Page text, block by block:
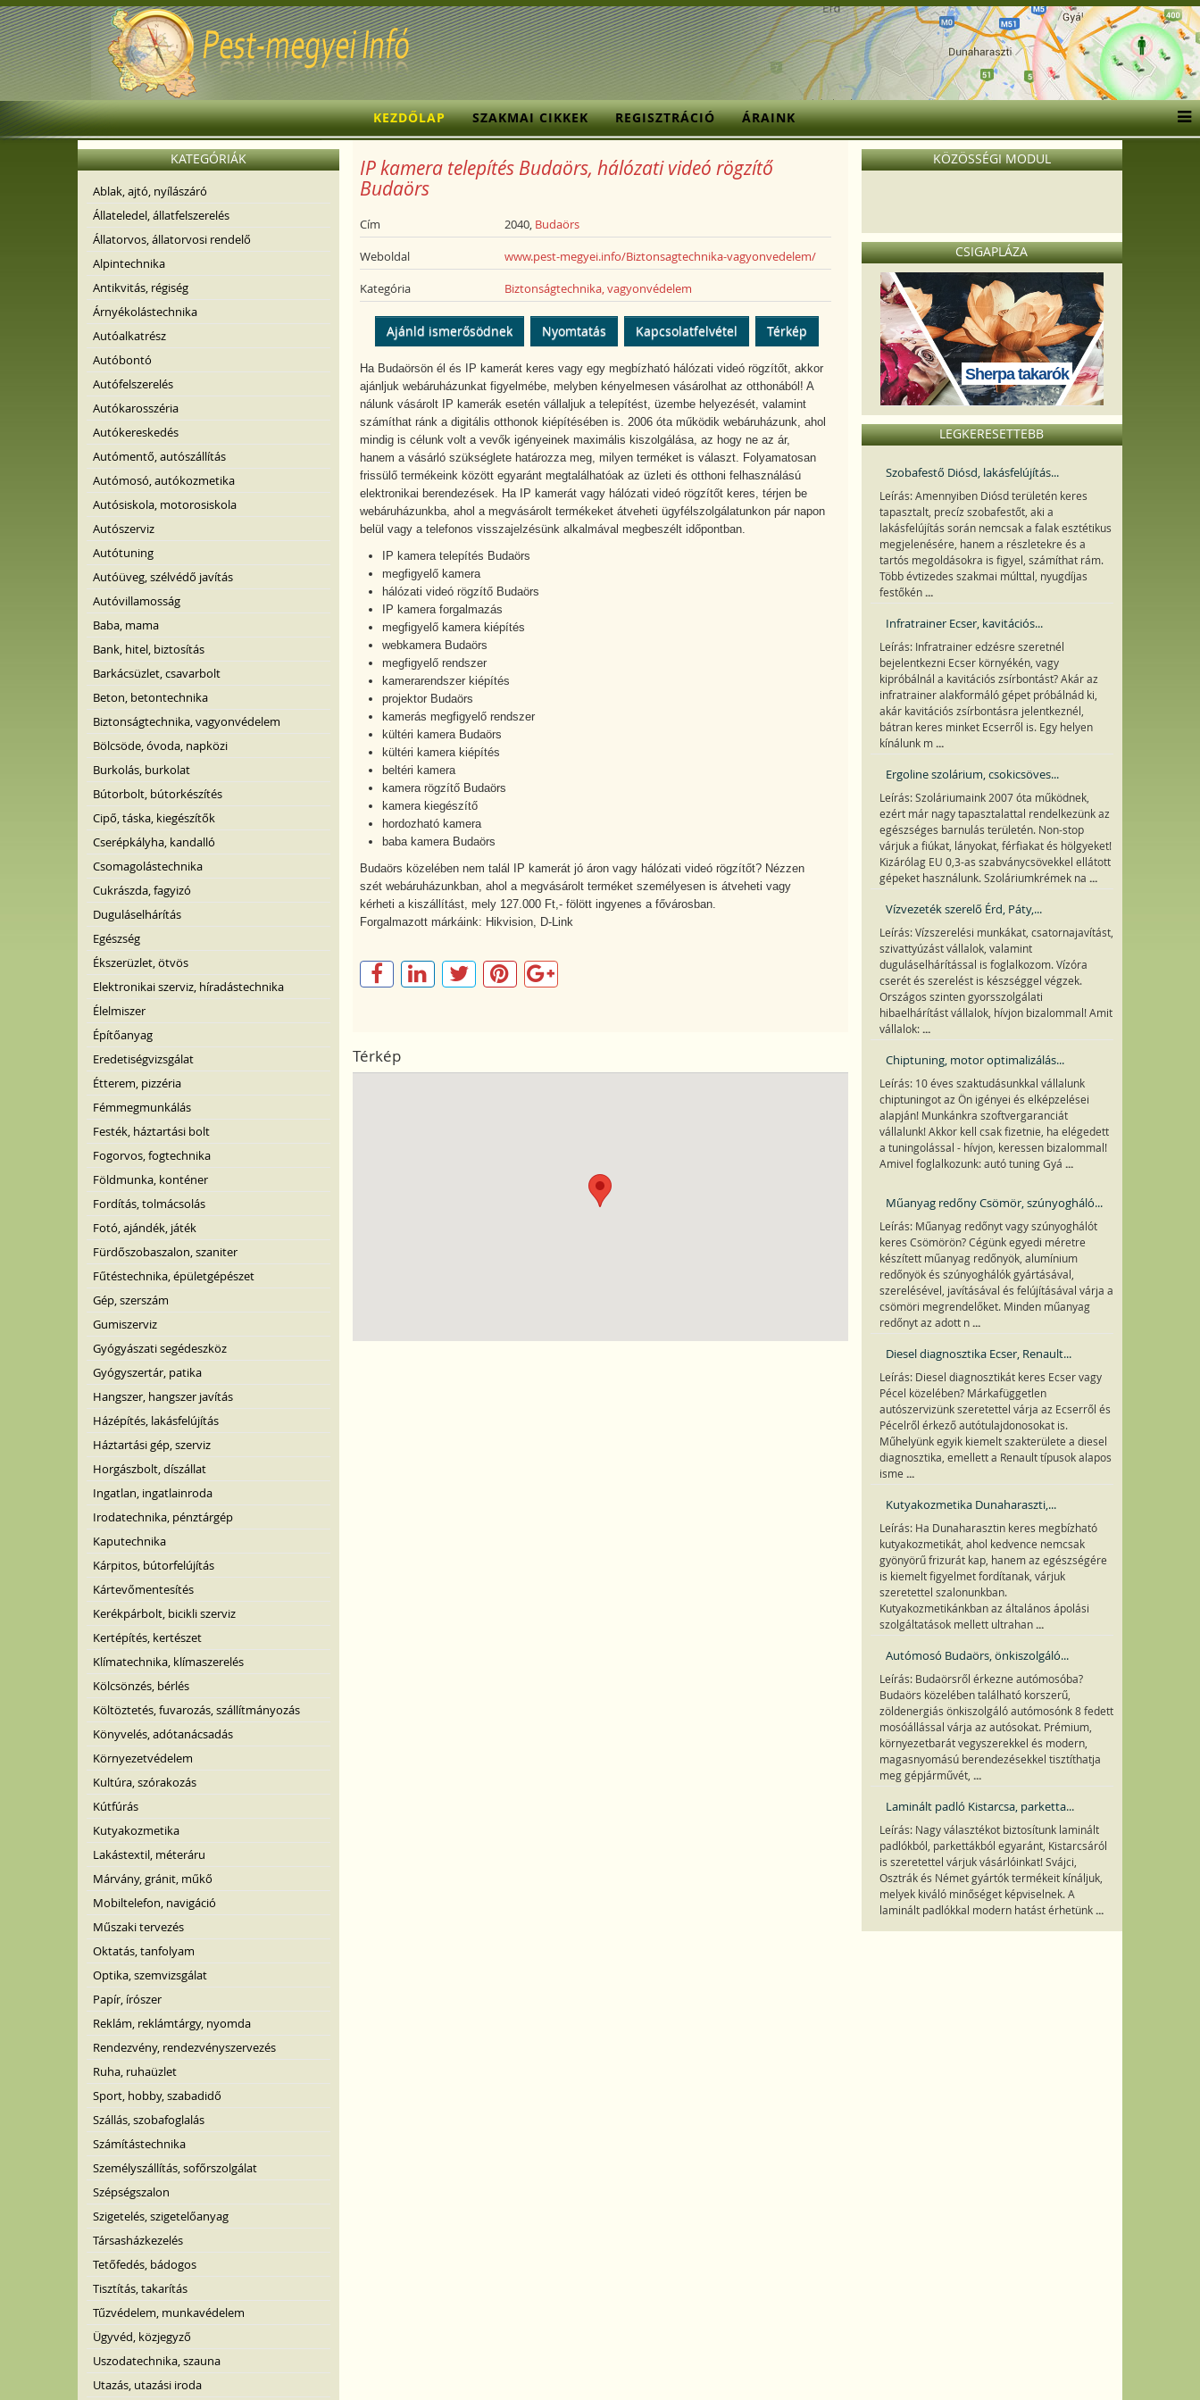
KEZDŐLAP SZAKMAI CIKKEK REGISZTRÁCIÓ ÁRAINK
KATEGÓRIÁK
Ablak, ajtó, nyílászáró
Állateledel, állatfelszerelés
Állatorvos, állatorvosi rendelő
Alpintechnika
Antikvitás, régiség
Árnyékolástechnika
Autóalkatrész
Autóbontó
Autófelszerelés
Autókarosszéria
Autókereskedés
Autómentő, autószállítás
Autómosó, autókozmetika
Autósiskola, motorosiskola
Autószerviz
Autótuning
Autóüveg, szélvédő javítás
Autóvillamosság
Baba, mama
Bank, hitel, biztosítás
Barkácsüzlet, csavarbolt
Beton, betontechnika
Biztonságtechnika, vagyonvédelem
Bölcsöde, óvoda, napközi
Burkolás, burkolat
Bútorbolt, bútorkészítés
Cipő, táska, kiegészítők
Cserépkályha, kandalló
Csomagolástechnika
Cukrászda, fagyizó
Duguláselhárítás
Egészség
Ékszerüzlet, ötvös
Elektronikai szerviz, híradástechnika
Élelmiszer
Építőanyag
Eredetiségvizsgálat
Étterem, pizzéria
Fémmegmunkálás
Festék, háztartási bolt
Fogorvos, fogtechnika
Földmunka, konténer
Fordítás, tolmácsolás
Fotó, ajándék, játék
Fürdőszobaszalon, szaniter
Fűtéstechnika, épületgépészet
Gép, szerszám
Gumiszerviz
Gyógyászati segédeszköz
Gyógyszertár, patika
Hangszer, hangszer javítás
Házépítés, lakásfelújítás
Háztartási gép, szerviz
Horgászbolt, díszállat
Ingatlan, ingatlainroda
Irodatechnika, pénztárgép
Kaputechnika
Kárpitos, bútorfelújítás
Kártevőmentesítés
Kerékpárbolt, bicikli szerviz
Kertépítés, kertészet
Klímatechnika, klímaszerelés
Kölcsönzés, bérlés
Költöztetés, fuvarozás, szállítmányozás
Könyvelés, adótanácsadás
Környezetvédelem
Kultúra, szórakozás
Kútfúrás
Kutyakozmetika
Lakástextil, méteráru
Márvány, gránit, műkő
Mobiltelefon, navigáció
Műszaki tervezés
Oktatás, tanfolyam
Optika, szemvizsgálat
Papír, írószer
Reklám, reklámtárgy, nyomda
Rendezvény, rendezvényszervezés
Ruha, ruhaüzlet
Sport, hobby, szabadidő
Szállás, szobafoglalás
Számítástechnika
Személyszállítás, sofőrszolgálat
Szépségszalon
Szigetelés, szigetelőanyag
Társasházkezelés
Tetőfedés, bádogos
Tisztítás, takarítás
Tűzvédelem, munkavédelem
Ügyvéd, közjegyző
Uszodatechnika, szauna
Utazás, utazási iroda
IP kamera telepítés Budaörs, hálózati videó rögzítő
Budaörs
Cím 2040, Budaörs
Weboldal www.pest-megyei.info/Biztonsagtechnika-vagyonvedelem/
Kategória Biztonságtechnika, vagyonvédelem
Ajánld ismerősödnek Nyomtatás Kapcsolatfelvétel Térkép
Ha Budaörsön él és IP kamerát keres vagy egy megbízható hálózati videó rögzítőt, akkor
ajánljuk webáruházunkat figyelmébe, melyben kényelmesen vásárolhat az otthonából! A
nálunk vásárolt IP kamerák esetén vállaljuk a telepítést, üzembe helyezését, valamint
számíthat ránk a digitális otthonok kiépítésében is. 2006 óta működik webáruházunk, ahol
mindig is célunk volt a vevők igényeinek maximális kiszolgálása, az hogy ne az ár,
hanem a vásárló szükséglete határozza meg, milyen terméket is választ. Folyamatosan
frissülő termékeink között egyaránt megtalálhatóak az üzleti és otthoni felhasználású
elektronikai berendezések. Ha IP kamerát vagy hálózati videó rögzítőt keres, térjen be
webáruházunkba, ahol a megvásárolt termékeket átveheti ügyfélszolgálatunkon pár napon
belül vagy a telefonos visszajelzésünk alkalmával megbeszélt időpontban.
IP kamera telepítés Budaörs
megfigyelő kamera
hálózati videó rögzítő Budaörs
IP kamera forgalmazás
megfigyelő kamera kiépítés
webkamera Budaörs
megfigyelő rendszer
kamerarendszer kiépítés
projektor Budaörs
kamerás megfigyelő rendszer
kültéri kamera Budaörs
kültéri kamera kiépítés
beltéri kamera
kamera rögzítő Budaörs
kamera kiegészítő
hordozható kamera
baba kamera Budaörs
Budaörs közelében nem talál IP kamerát jó áron vagy hálózati videó rögzítőt? Nézzen
szét webáruházunkban, ahol a megvásárolt terméket személyesen is átveheti vagy
kérheti a kiszállítást, mely 127.000 Ft,- fölött ingyenes a fővárosban.
Forgalmazott márkáink: Hikvision, D-Link
Térkép
KÖZÖSSÉGI MODUL
CSIGAPLÁZA
Sherpa takarók
LEGKERESETTEBB
Szobafestő Diósd, lakásfelújítás...
Leírás: Amennyiben Diósd területén keres
tapasztalt, precíz szobafestőt, aki a
lakásfelújítás során nemcsak a falak esztétikus
megjelenésére, hanem a részletekre és a
tartós megoldásokra is figyel, számíthat rám.
Több évtizedes szakmai múlttal, nyugdíjas
festőkén ...
Infratrainer Ecser, kavitációs...
Leírás: Infratrainer edzésre szeretnél
bejelentkezni Ecser környékén, vagy
kipróbálnál a kavitációs zsírbontást? Akár az
infratrainer alakformáló gépet próbálnád ki,
akár kavitációs zsírbontásra jelentkeznél,
bátran keres minket Ecserről is. Egy helyen
kínálunk m ...
Ergoline szolárium, csokicsöves...
Leírás: Szoláriumaink 2007 óta működnek,
ezért már nagy tapasztalattal rendelkezünk az
egészséges barnulás területén. Non-stop
várjuk a fiúkat, lányokat, férfiakat és hölgyeket!
Kizárólag EU 0,3-as szabványcsövekkel ellátott
gépeket használunk. Szoláriumkrémek na ...
Vízvezeték szerelő Érd, Páty,...
Leírás: Vízszerelési munkákat, csatornajavítást,
szivattyúzást vállalok, valamint
duguláselhárítással is foglalkozom. Vízóra
cserét és szerelést is készséggel végzek.
Országos szinten gyorsszolgálati
hibaelhárítást vállalok, hívjon bizalommal! Amit
vállalok: ...
Chiptuning, motor optimalizálás...
Leírás: 10 éves szaktudásunkkal vállalunk
chiptuningot az Ön igényei és elképzelései
alapján! Munkánkra szoftvergaranciát
vállalunk! Akkor kell csak fizetnie, ha elégedett
a tuningolással - hívjon, keressen bizalommal!
Amivel foglalkozunk: autó tuning Gyá ...
Műanyag redőny Csömör, szúnyogháló...
Leírás: Műanyag redőnyt vagy szúnyoghálót
keres Csömörön? Cégünk egyedi méretre
készített műanyag redőnyök, alumínium
redőnyök és szúnyoghálók gyártásával,
szerelésével, javításával és felújításával várja a
csömöri megrendelőket. Minden műanyag
redőnyt az adott n ...
Diesel diagnosztika Ecser, Renault...
Leírás: Diesel diagnosztikát keres Ecser vagy
Pécel közelében? Márkafüggetlen
autószervizünk szeretettel várja az Ecserről és
Pécelről érkező autótulajdonosokat is.
Műhelyünk egyik kiemelt szakterülete a diesel
diagnosztika, emellett a Renault típusok alapos
isme ...
Kutyakozmetika Dunaharaszti,...
Leírás: Ha Dunaharasztin keres megbízható
kutyakozmetikát, ahol kedvence nemcsak
gyönyörű frizurát kap, hanem az egészségére
is kiemelt figyelmet fordítanak, várjuk
szeretettel szalonunkban.
Kutyakozmetikánkban az általános ápolási
szolgáltatások mellett ultrahan ...
Autómosó Budaörs, önkiszolgáló...
Leírás: Budaörsről érkezne autómosóba?
Budaörs közelében található korszerű,
zöldenergiás önkiszolgáló autómosónk 8 fedett
mosóállással várja az autósokat. Prémium,
környezetbarát vegyszerekkel és modern,
magasnyomású berendezésekkel tisztíthatja
meg gépjárművét, ...
Laminált padló Kistarcsa, parketta...
Leírás: Nagy választékot biztosítunk laminált
padlókból, parkettákból egyaránt, Kistarcsáról
is szeretettel várjuk vásárlóinkat! Svájci,
Osztrák és Német gyártók termékeit kínáljuk,
melyek kiváló minőséget képviselnek. A
laminált padlókkal modern hatást érhetünk ...